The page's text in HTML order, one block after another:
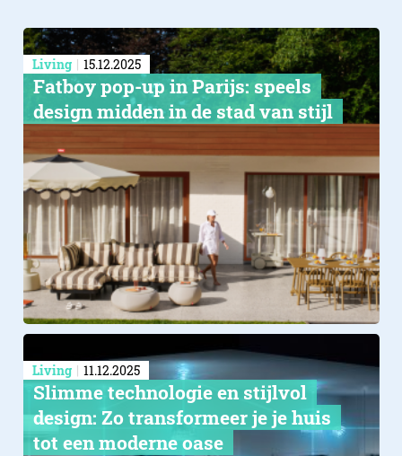
Living 15.12.2025
Fatboy pop-up in Parijs: speels
design midden in de stad van stijl
Living 11.12.2025
Slimme technologie en stijlvol
design: Zo transformeer je je huis
tot een moderne oase